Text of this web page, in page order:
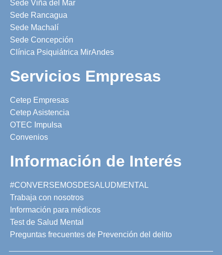
Sede Viña del Mar
Sede Rancagua
Sede Machalí
Sede Concepción
Clínica Psiquiátrica MirAndes
Servicios Empresas
Cetep Empresas
Cetep Asistencia
OTEC Impulsa
Convenios
Información de Interés
#CONVERSEMOSDESALUDMENTAL
Trabaja con nosotros
Información para médicos
Test de Salud Mental
Preguntas frecuentes de Prevención del delito